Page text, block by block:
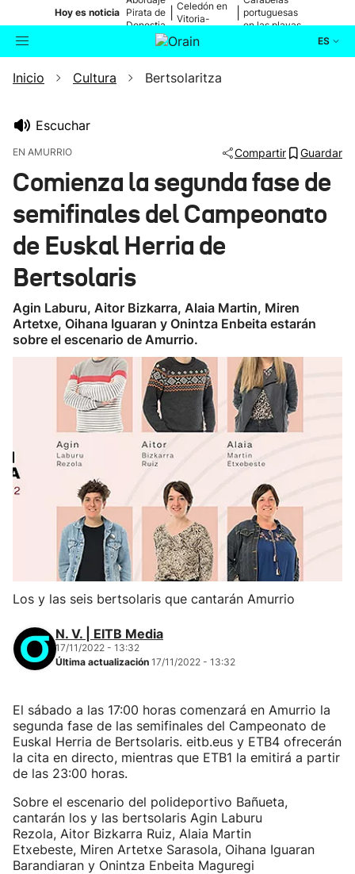
Hoy es noticia Pirata de
Donostia
Celedón en
Vitoria-
portuguesas
en las playas
ES
Buscador Actualidad
Ikusmiran
Eguraldia
Inicio Cultura Bertsolaritza
Escuchar
EN AMURRIO Compartir Guardar
Comienza la segunda fase de
semifinales del Campeonato
de Euskal Herria de
Bertsolaris
Agin Laburu, Aitor Bizkarra, Alaia Martin, Miren
Artetxe, Oihana Iguaran y Onintza Enbeita estarán
sobre el escenario de Amurrio.
Los y las seis bertsolaris que cantarán Amurrio
N. V. | EITB Media
17/11/2022 - 13:32
Última actualización 17/11/2022 - 13:32
El sábado a las 17:00 horas comenzará en Amurrio la
segunda fase de las semifinales del Campeonato de
Euskal Herria de Bertsolaris. eitb.eus y ETB4 ofrecerán
la cita en directo, mientras que ETB1 la emitirá a partir
de las 23:00 horas.
Sobre el escenario del polideportivo Bañueta,
cantarán los y las bertsolaris Agin Laburu
Rezola, Aitor Bizkarra Ruiz, Alaia Martin
Etxebeste, Miren Artetxe Sarasola, Oihana Iguaran
Barandiaran y Onintza Enbeita Maguregi